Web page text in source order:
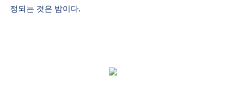
정되는 것은 밤이다.